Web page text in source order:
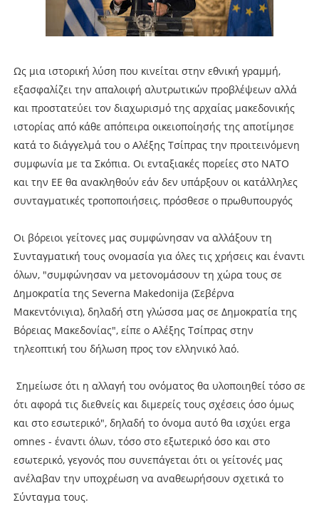
Ως μια ιστορική λύση που κινείται στην εθνική γραμμή,
εξασφαλίζει την απαλοιφή αλυτρωτικών προβλέψεων αλλά
και προστατεύει τον διαχωρισμό της αρχαίας μακεδονικής
ιστορίας από κάθε απόπειρα οικειοποίησής της αποτίμησε
κατά το διάγγελμά του ο Αλέξης Τσίπρας την προιτεινόμενη
συμφωνία με τα Σκόπια. Οι ενταξιακές πορείες στο ΝΑΤΟ
και την ΕΕ θα ανακληθούν εάν δεν υπάρξουν οι κατάλληλες
συνταγματικές τροποποιήσεις, πρόσθεσε ο πρωθυπουργός
Oι βόρειοι γείτονες μας συμφώνησαν να αλλάξουν τη
Συνταγματική τους ονομασία για όλες τις χρήσεις και έναντι
όλων, "συμφώνησαν να μετονομάσουν τη χώρα τους σε
Δημοκρατία της Severna Makedonija (Σεβέρνα
Μακεντόνιγια), δηλαδή στη γλώσσα μας σε Δημοκρατία της
Βόρειας Μακεδονίας", είπε ο Αλέξης Τσίπρας στην
τηλεοπτική του δήλωση προς τον ελληνικό λαό.
Σημείωσε ότι η αλλαγή του ονόματος θα υλοποιηθεί τόσο σε
ότι αφορά τις διεθνείς και διμερείς τους σχέσεις όσο όμως
και στο εσωτερικό", δηλαδή το όνομα αυτό θα ισχύει erga
omnes - έναντι όλων, τόσο στο εξωτερικό όσο και στο
εσωτερικό, γεγονός που συνεπάγεται ότι οι γείτονές μας
ανέλαβαν την υποχρέωση να αναθεωρήσουν σχετικά το
Σύνταγμα τους.